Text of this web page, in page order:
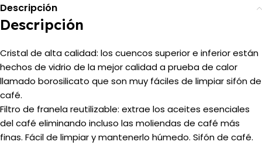
Descripción
Descripción
Cristal de alta calidad: los cuencos superior e inferior están
hechos de vidrio de la mejor calidad a prueba de calor
llamado borosilicato que son muy fáciles de limpiar sifón de
café.
Filtro de franela reutilizable: extrae los aceites esenciales
del café eliminando incluso las moliendas de café más
finas. Fácil de limpiar y mantenerlo húmedo. Sifón de café.